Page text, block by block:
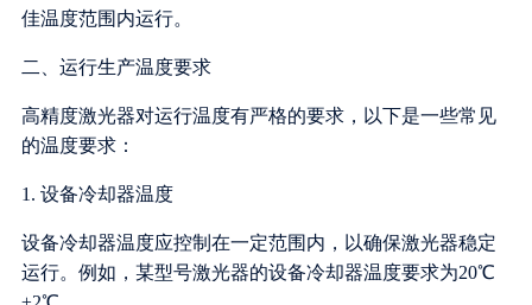
佳温度范围内运行。
二、运行生产温度要求
高精度激光器对运行温度有严格的要求，以下是一些常见
的温度要求：
1. 设备冷却器温度
设备冷却器温度应控制在一定范围内，以确保激光器稳定
运行。例如，某型号激光器的设备冷却器温度要求为20℃